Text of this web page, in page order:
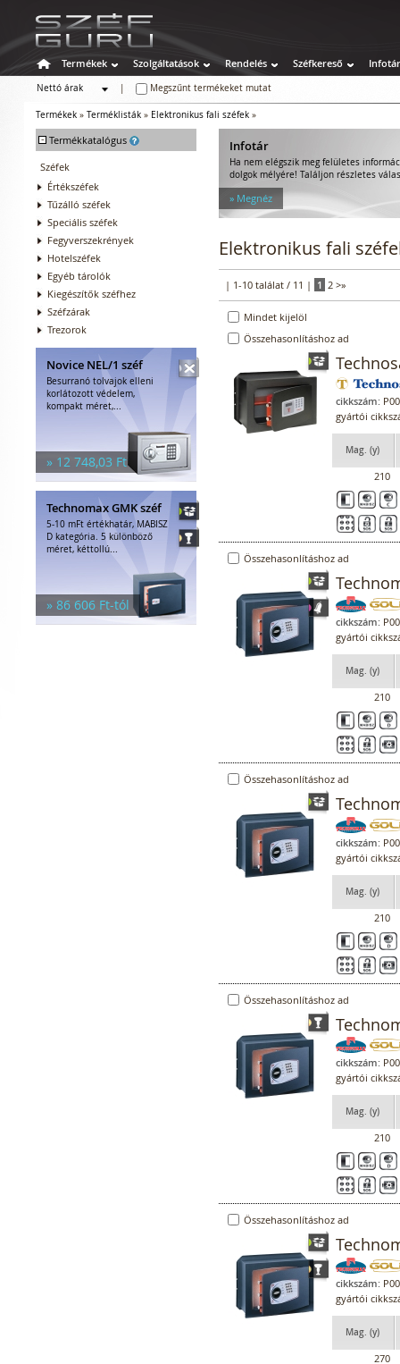
Termékek Szolgáltatások Rendelés Széfkereső Infotár
Nettó árak
Megszűnt termékeket mutat
Termékek » Terméklisták » Elektronikus fali széfek »
- Termékkatalógus
Széfek
Értékszéfek
Tűzálló széfek
Speciális széfek
Fegyverszekrények
Hotelszéfek
Egyéb tárolók
Kiegészítők széfhez
Széfzárak
Trezorok
Novice NEL/1 széf
Besurranó tolvajok elleni
korlátozott védelem,
kompakt méret,...
» 12 748,03 Ft
Technomax GMK széf
5-10 mFt értékhatár, MABISZ
D kategória. 5 különböző
méret, kéttollú...
» 86 606 Ft-tól
Infotár
Ha nem elégszik meg felületes
dolgok mélyére! Találjon részletes
» Megnéz
Elektronikus fali
| 1-10 találat / 11 | 1 2 >»
Mindet kijelöl
Összehasonlításhoz ad
cikkszám:
gyártói
Mag. (y)
210
Összehasonlításhoz ad
cikkszám:
gyártói
Mag. (y)
210
Összehasonlításhoz ad
cikkszám:
gyártói
Mag. (y)
210
Összehasonlításhoz ad
cikkszám:
gyártói
Mag. (y)
210
Összehasonlításhoz ad
cikkszám:
gyártói
Mag. (y)
270